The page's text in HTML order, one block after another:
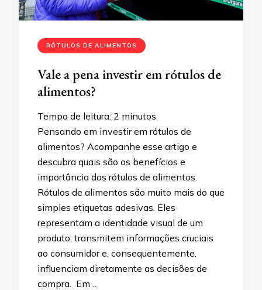
RÓTULOS DE ALIMENTOS
Vale a pena investir em rótulos de
alimentos?
Tempo de leitura: 2 minutos
Pensando em investir em rótulos de
alimentos? Acompanhe esse artigo e
descubra quais são os benefícios e
importância dos rótulos de alimentos.
Rótulos de alimentos são muito mais do que
simples etiquetas adesivas. Eles
representam a identidade visual de um
produto, transmitem informações cruciais
ao consumidor e, consequentemente,
influenciam diretamente as decisões de
compra. Em …